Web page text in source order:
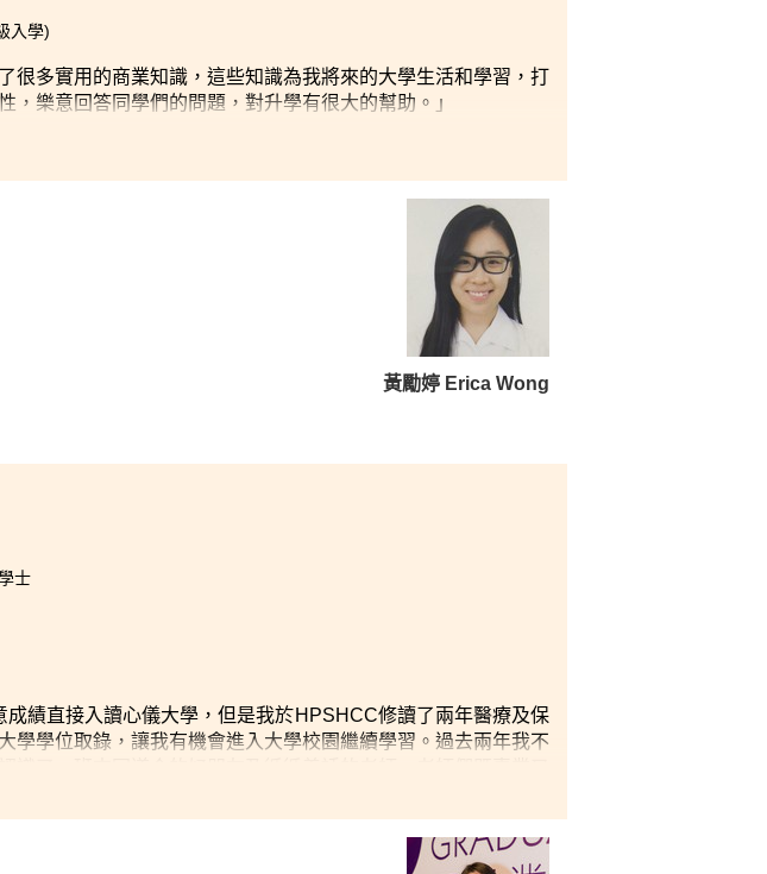
入學)
很多實用的商業知識，這些知識為我將來的大學生活和學習，打
樂意回答同學們的問題，對升學有很大的幫助。」
黃勵婷 Erica Wong
士
成績直接入讀心儀大學，但是我於HPSHCC修讀了兩年醫療及保
學學位取錄，讓我有機會進入大學校園繼續學習 。過去兩年我不
廣，如果你對於醫療的行業有興趣，不妨報讀課程。我十分高興